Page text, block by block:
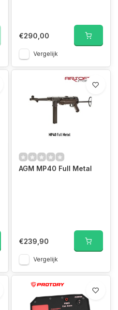
€290,00
Vergelijk
AGM MP40 Full Metal
€239,90
Vergelijk